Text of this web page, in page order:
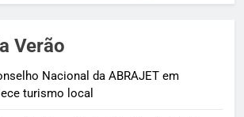
Verão
Nacional da ABRAJET em
turismo local